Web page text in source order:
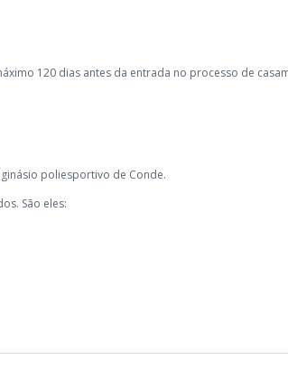
120 dias antes da entrada no processo de
poliesportivo de Conde.
São eles: